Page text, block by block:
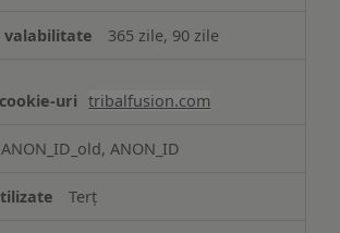
365 zile, 90 zile
tribalfusion.com
ANON_ID_old, ANON_ID
Terț